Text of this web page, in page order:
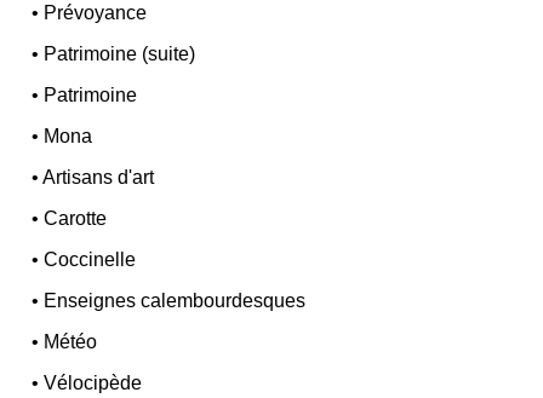
• Prévoyance
• Patrimoine (suite)
• Patrimoine
• Mona
•Artisans d'art
•Carotte
•Coccinelle
• Enseignes calembourdesques
• Météo
•Vélocipède